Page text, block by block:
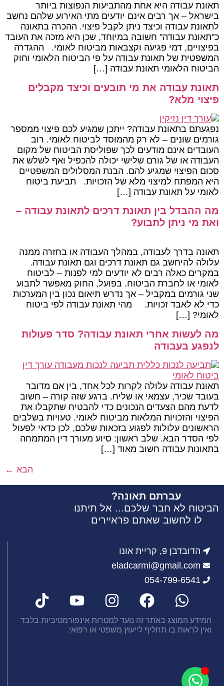
תאונת עבודה היא אחת מהתביעות הנפוצות ביותר
בישראל – אך רבים אינם יודעים מתי האירוע שלהם נחשב
לתאונת עבודה וכיצד ניתן לקבל פיצוי. ההכרה בתאונה
כ"תאונת עבודה" חשובה במיוחד, שכן היא מזכה את העובד
בפיצויים, דמי פגיעה וקצבאות מביטוח לאומי. ההגדרה
המשפטית של תאונת עבודה על פי הביטוח הלאומי וחוק
הביטוח הלאומי תאונת עבודה […]
תאונת עבודה את מי תובעים וכיצד מקבלים
פיצוי מלא?
נפגעתם בתאונת עבודה? ייתכן שמגיע לכם פיצוי ממספר
גורמים שונים – לא רק מהמוסד לביטוח לאומי. רוב
העובדים אינם מודעים לכך שפוליסת הביטוח של מקום
העבודה או של גורם שלישי יכולה להכפיל ואף לשלש את
סכום הפיצוי שמגיע להם. הבנת המסלולים המשפטיים
היא המפתח למיצוי מלא של הזכויות. תביעת ביטוח
לאומי על תאונת עבודה […]
מה ההבדל בין תאונת דרכים לתאונת עבודה –
ואת מי ניתן לתבוע?
תאונה בדרך לעבודה, במהלך העבודה או בחזרה ממנה
עלולה להיחשב גם תאונת דרכים וגם תאונת עבודה.
במקרים כאלה רבים לא יודעים למי לפנות – לביטוח
לאומי או לחברת הביטוח. בפועל, החוק מאפשר לתבוע
שני גורמים במקביל – אך נדרש תיאום נכון בין המערכות
כדי לא לאבד זכויות. מהי תאונת עבודה לפי ביטוח
לאומי? […]
מה לעשות אחרי תאונת עבודה? סדר פעולות
לנפגע בעבודה
תאונת עבודה עלולה לקרות לכל אחד, בין אם מדובר
בעובד שכיר, עצמאי או שליח. ברגע שזה קורה – חשוב
לדעת מהם הצעדים הנכונים כדי להבטיח שתקבלו את
הפיצוי והזכויות המלאות מביטוח לאומי. טעויות בשלבים
הראשונים עלולות לפגוע בזכאות שלכם, לכן כדאי לפעול
לפי הסדר הבא. שלב ראשון: סיוע מעורך דין המתמחה
בתאונות עבודה חשוב מאוד […]
הבא ←
עברתם תאונה?
הביטוח לא חבר שלכם... אל תיתנו
לו לחשוב שאתם פראיירים
הדובדבן 9, קריית אונו
eladcarmi@gmail.com
054-799-6541
המידע המוצג באתר זה נועד למטרות אינפורמטיביות בלבד
ואין לראות בו תחליף לייעוץ משפטי או רפואי.